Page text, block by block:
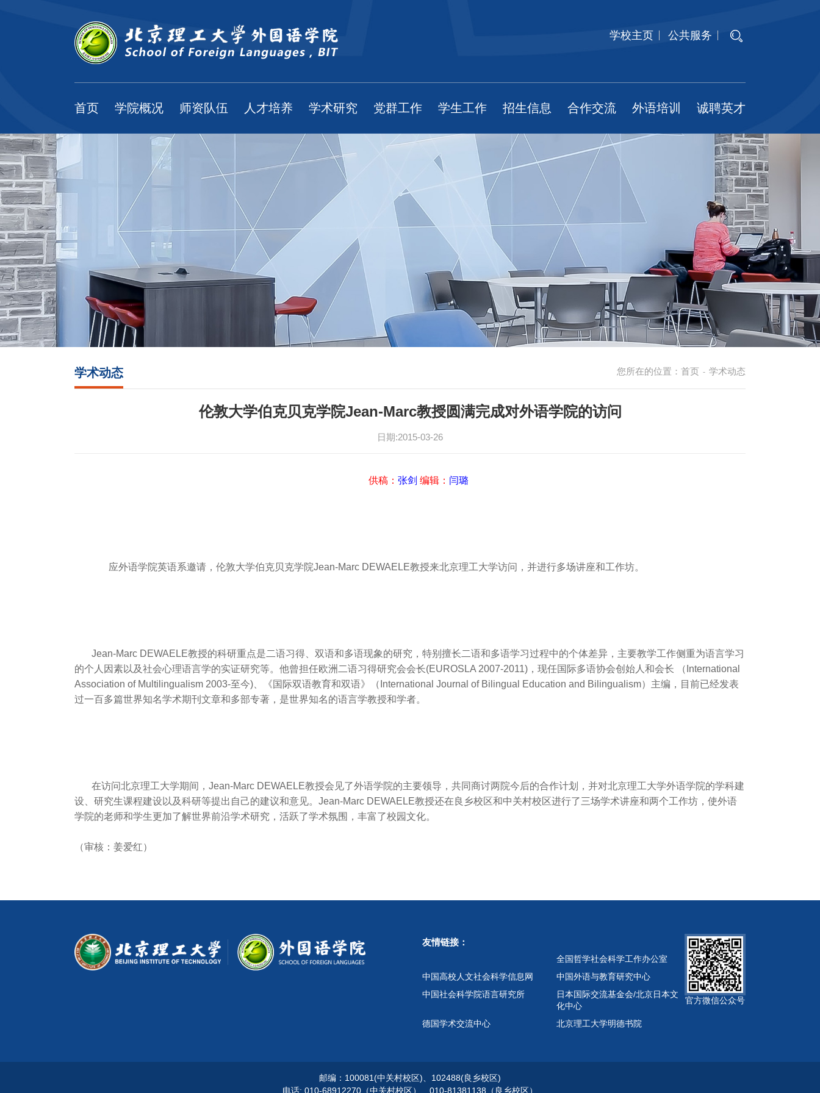
学校主页 公共服务
首页 学院概况 师资队伍 人才培养 学术研究 党群工作 学生工作 招生信息 合作交流 外语培训 诚聘英才
您所在的位置： 首页 - 学术动态
学术动态
伦敦大学伯克贝克学院Jean-Marc教授圆满完成对外语学院的访问
日期:2015-03-26
供稿： 张剑 编辑： 闫璐
应外语学院英语系邀请，伦敦大学伯克贝克学院Jean-Marc DEWAELE教授来北京理工大学访问，并进行多场讲座和工作坊。
Jean-Marc DEWAELE教授的科研重点是二语习得、双语和多语现象的研究，特别擅长二语和多语学习过程中的个体差异，主要教学工作侧重为语言学习
的个人因素以及社会心理语言学的实证研究等。他曾担任欧洲二语习得研究会会长(EUROSLA 2007-2011)，现任国际多语协会创始人和会长 （International
Association of Multilingualism 2003-至今)、《国际双语教育和双语》（International Journal of Bilingual Education and Bilingualism）主编，目前已经发表
过一百多篇世界知名学术期刊文章和多部专著，是世界知名的语言学教授和学者。
在访问北京理工大学期间，Jean-Marc DEWAELE教授会见了外语学院的主要领导，共同商讨两院今后的合作计划，并对北京理工大学外语学院的学科建
设、研究生课程建设以及科研等提出自己的建议和意见。Jean-Marc DEWAELE教授还在良乡校区和中关村校区进行了三场学术讲座和两个工作坊，使外语
学院的老师和学生更加了解世界前沿学术研究，活跃了学术氛围，丰富了校园文化。
（审核：姜爱红）
友情链接：
全国哲学社会科学工作办公室
中国高校人文社会科学信息网
中国外语与教育研究中心
中国社会科学院语言研究所
日本国际交流基金会/北京日本文
化中心
德国学术交流中心
北京理工大学明德书院
官方微信公众号
邮编：100081(中关村校区)、102488(良乡校区)
电话: 010-68912270（中关村校区）、010-81381138（良乡校区）